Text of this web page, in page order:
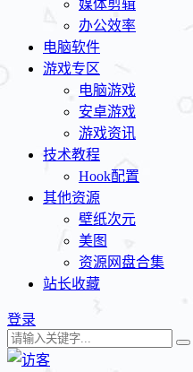
媒体剪辑
办公效率
电脑软件
游戏专区
电脑游戏
安卓游戏
游戏资讯
技术教程
Hook配置
其他资源
壁纸次元
美图
资源网盘合集
站长收藏
登录